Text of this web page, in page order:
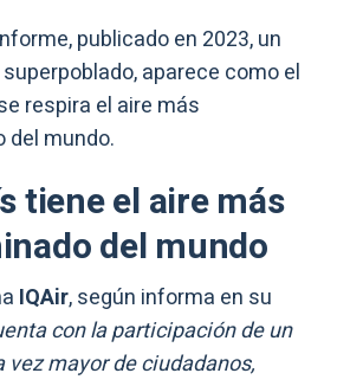
publicado en 2023, un
aparece como el
respira el aire más
del mundo.
tiene el aire más
del mundo
IQAir, según informa en su
con la participación de un
vez mayor de ciudadanos,